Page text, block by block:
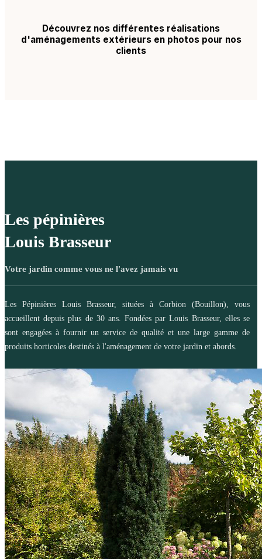
Découvrez nos différentes réalisations
d'aménagements extérieurs en photos pour nos
clients
Les pépinières
Louis Brasseur
Votre jardin comme vous ne l'avez jamais vu
Les Pépinières Louis Brasseur, situées à Corbion (Bouillon), vous
accueillent depuis plus de 30 ans. Fondées par Louis Brasseur, elles se
sont engagées à fournir un service de qualité et une large gamme de
produits horticoles destinés à l'aménagement de votre jardin et abords.